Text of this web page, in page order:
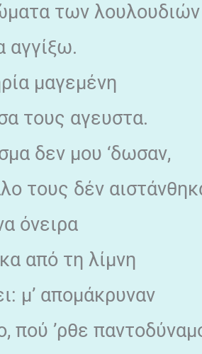
των λουλουδιών
αγγίξω.
μαγεμένη
τους αγευστα.
δεν μου ‘δωσαν,
τους δέν
όνειρα
από τη λίμνη
μ’ απομάκρυναν
πού ’ρθε